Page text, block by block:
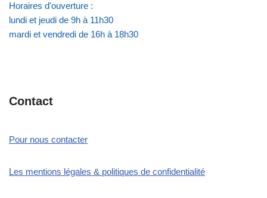
Horaires d'ouverture :
lundi et jeudi de 9h à 11h30
mardi et vendredi de 16h à 18h30
Contact
Pour nous contacter
Les mentions légales & politiques de confidentialité